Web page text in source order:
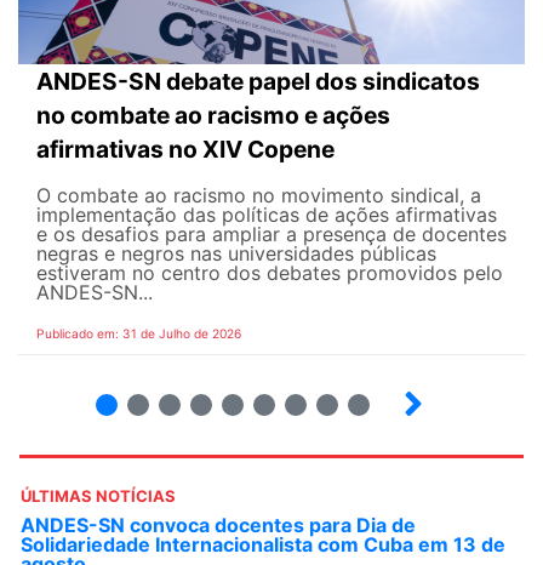
ANDES-SN debate papel dos sindicatos
no combate ao racismo e ações
afirmativas no XIV Copene
O combate ao racismo no movimento sindical, a
implementação das políticas de ações afirmativas
e os desafios para ampliar a presença de docentes
negras e negros nas universidades públicas
estiveram no centro dos debates promovidos pelo
ANDES-SN...
Publicado em: 31 de Julho de 2026
ÚLTIMAS NOTÍCIAS
ANDES-SN convoca docentes para Dia de
Solidariedade Internacionalista com Cuba em 13 de